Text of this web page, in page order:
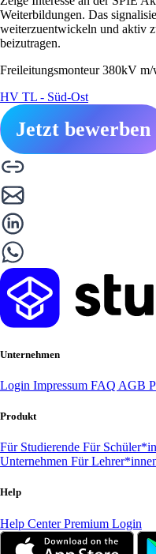
Weiterbildungen. Das
weiterzuentwickeln und aktiv
beizutragen.
Freileitungsmonteur 380kV
HV TL - Süd-Ost
Jetzt bewerben
Unternehmen
Login Impressum FAQ AGB
Produkt
Für Studierende Für
Unternehmen Für
Help
Help CenterPremium Login